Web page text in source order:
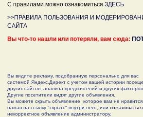
С правилами можно ознакомиться ЗДЕСЬ
>>ПРАВИЛА ПОЛЬЗОВАНИЯ И
САЙТА
Вы что-то нашли или потеряли, вам сюда:
Вы видите рекламу, подобранную персонально для вас
системой Яндекс.Директ с учетом вашей истории
других сайтов, анализа предпочтений и других факторов.
Другие посетители видят другие объявления.
Вы можете скрыть объявление, которое вам не нравится,
нажав на ссылку "скрыть" внутри него, или пожаловаться
некорректное объявление администратору.